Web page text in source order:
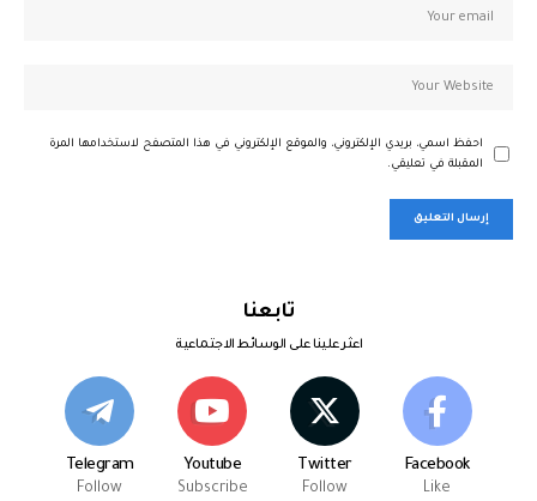
احفظ اسمي، بريدي الإلكتروني، والموقع الإلكتروني في هذا المتصفح لاستخدامها المرة
المقبلة في تعليقي.
تابعنا
اعثر علينا على الوسائط الاجتماعية
Facebook
Like
Twitter
Follow
Youtube
Subscribe
Telegram
Follow